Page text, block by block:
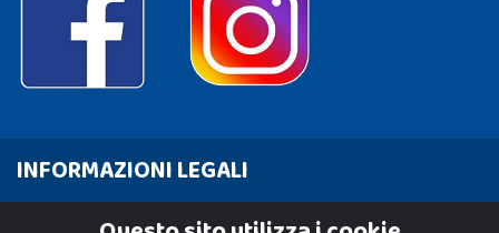
INFORMAZIONI LEGALI
Cookie Policy